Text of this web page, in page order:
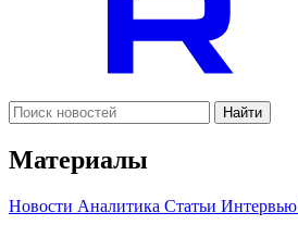
Найти
Материалы
Новости Аналитика Статьи Интервью